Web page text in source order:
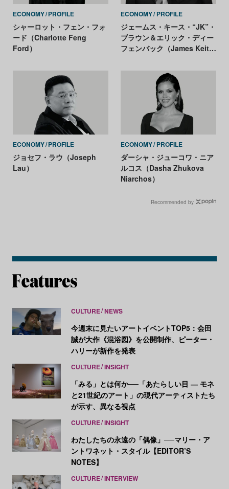
ECONOMY PROFILE
シャーロット・フェン・フォ
ード（Charlotte Feng
Ford）
ECONOMY PROFILE
ジェームス・キース・“JK”・
ブラウン＆エリック・ディー
フェンバック（James Keith
Diefenbach）
ECONOMY PROFILE
ジョセフ・ラウ（Joseph
Lau）
ECONOMY PROFILE
ダーシャ・ジューコワ・ニア
ルコス（Dasha Zhukova
Niarchos）
Recommended by
CULTURE NEWS
今週末に見たいアートイベントTOP5：会田
誠が大作《混浴図》を公開制作、ピーター・
ハリーが新作を発表
CULTURE INSIGHT
「みる」とは何か──「あたらしい目 ― モネ
と21世紀のアート」の現代アーティストたち
が示す、異なる視点
CULTURE INSIGHT
わたしたちの永遠の「偶像」──マリー・ア
ントワネット・スタイル【EDITOR’S
NOTES】
CULTURE INTERVIEW